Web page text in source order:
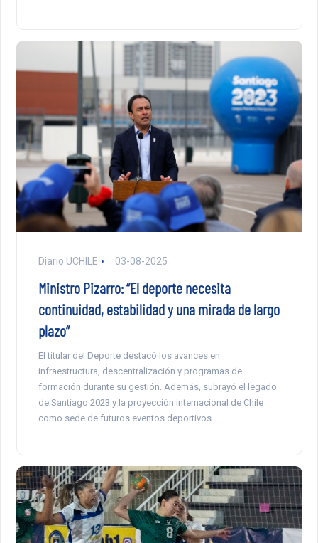
Diario UCHILE 03-08-2025
Ministro Pizarro: “El deporte necesita
continuidad, estabilidad y una mirada de largo
plazo”
El titular del Deporte destacó los avances en
infraestructura, descentralización y programas de
formación durante su gestión. Además, subrayó el legado
de Santiago 2023 y la proyección internacional de Chile
como sede de futuros eventos deportivos.